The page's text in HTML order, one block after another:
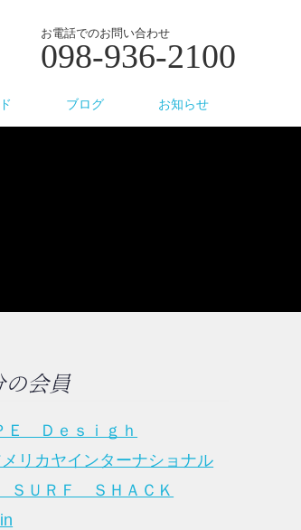
お電話でのお問い合わせ
098-936-2100
ブログ お知らせ
会員
Ｅ Ｄｅｓｉｇｈ
リカヤインターナショナル
ＳＵＲＦ ＳＨＡＣＫ